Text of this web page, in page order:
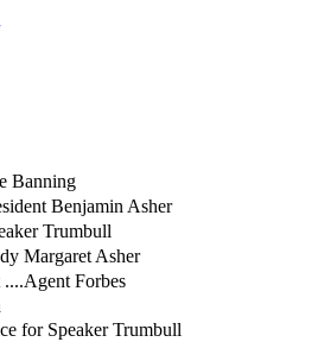
Benjamin Asher
Trumbull
Asher
Forbes
Speaker Trumbull